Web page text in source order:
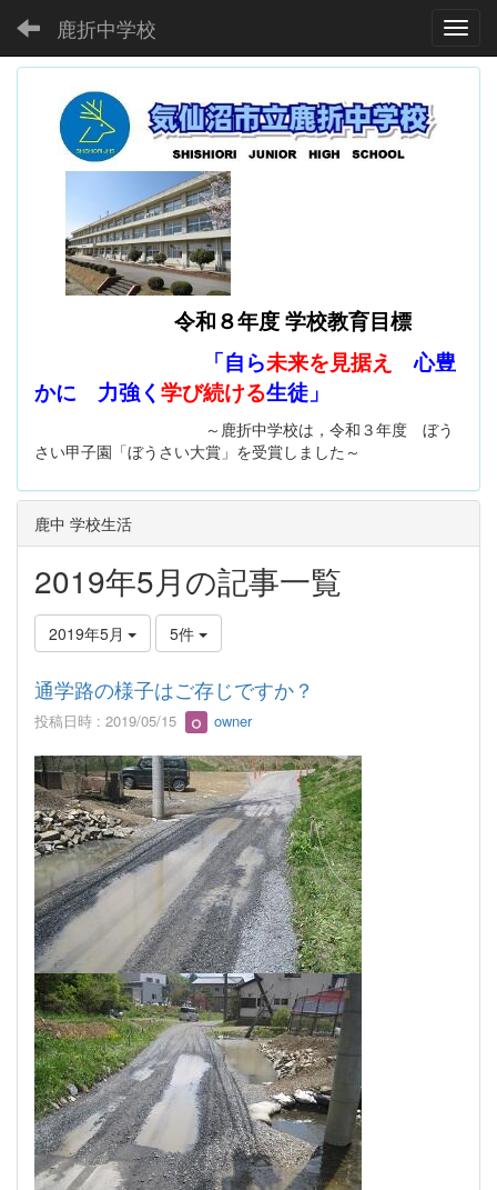
鹿折中学校
令和８年度 学校教育目標
「自ら未来を見据え
心豊
かに 力強く 学び続ける生徒」
～鹿折中学校は，令和３年度 ぼう
さい甲子園「ぼうさい大賞」を受賞しました～
鹿中 学校生活
2019年5月の記事一覧
2019年5月 5件
通学路の様子はご存じですか？
投稿日時 : 2019/05/15 owner